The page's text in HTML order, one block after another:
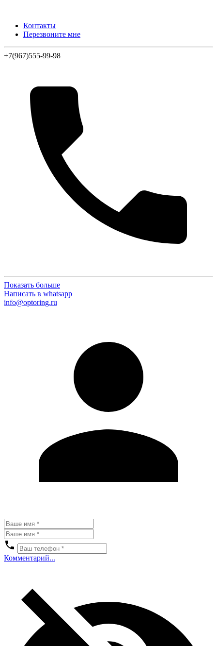
Контакты
Перезвоните мне
+7(967)555-99-98
Показать больше
Написать в whatsapp
info@optoring.ru
Комментарий...